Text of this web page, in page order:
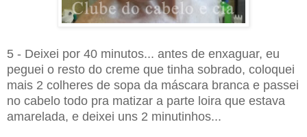
5 - Deixei por 40 minutos... antes de enxaguar, eu
peguei o resto do creme que tinha sobrado, coloquei
mais 2 colheres de sopa da máscara branca e passei
no cabelo todo pra matizar a parte loira que estava
amarelada, e deixei uns 2 minutinhos...